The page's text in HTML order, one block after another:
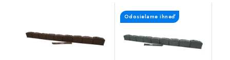
Odosielame ihneď